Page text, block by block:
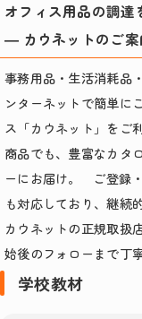
オフィス用品の調達
― カウネットのご案
事務用品・生活消耗品
ンターネットで簡単に
ス「カウネット」をご
商品でも、豊富なカタ
ーにお届け。 ご登録
も対応しており、継
カウネットの正規取扱
始後のフォローまで丁
学校教材